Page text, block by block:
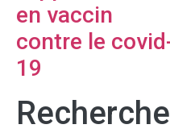
en vaccin
contre le
19
Recherche